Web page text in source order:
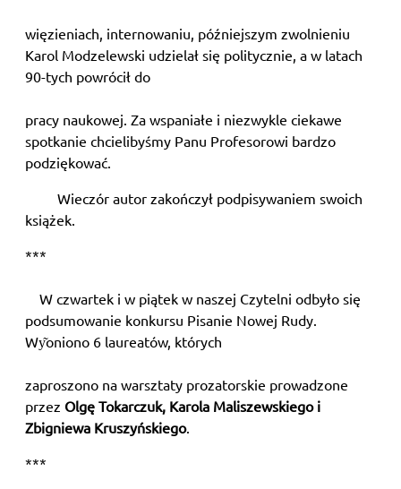
więzieniach, internowaniu, późniejszym zwolnieniu
Karol Modzelewski udzielał się politycznie, a w latach
90-tych powrócił do
pracy naukowej. Za wspaniałe i niezwykle ciekawe
spotkanie chcielibyśmy Panu Profesorowi bardzo
podziękować.
Wieczór autor zakończył podpisywaniem swoich
książek.
***
W czwartek i w piątek w naszej Czytelni odbyło się
podsumowanie konkursu Pisanie Nowej Rudy.
Wy͂oniono 6 laureatów, których
zaproszono na warsztaty prozatorskie prowadzone
przez Olgę Tokarczuk, Karola Maliszewskiego i
Zbigniewa Kruszyńskiego.
***